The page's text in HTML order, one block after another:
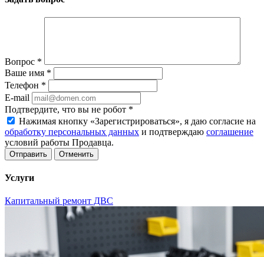
Вопрос *
Ваше имя *
Телефон *
E-mail
Подтвердите, что вы не робот *
Нажимая кнопку «Зарегистрироваться», я даю согласие на
обработку персональных данных и подтверждаю соглашение
условий работы Продавца.
Отменить
Услуги
Капитальный ремонт ДВС